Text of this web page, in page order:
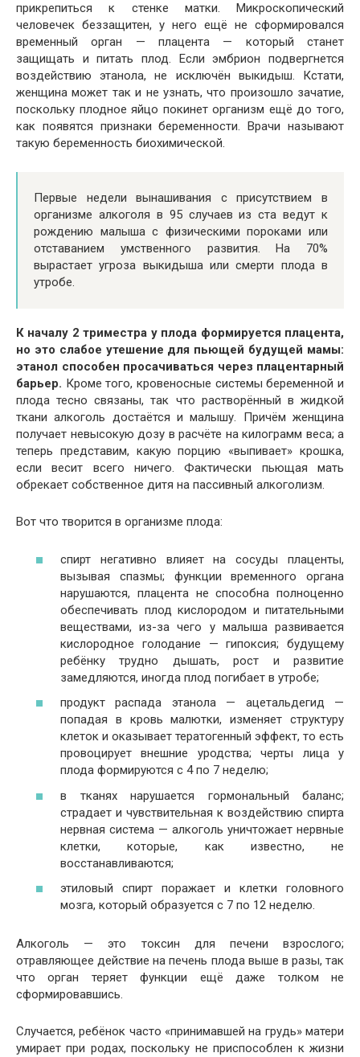
прикрепиться к стенке матки. Микроскопический
человечек беззащитен, у него ещё не сформировался
временный орган — плацента — который станет
защищать и питать плод. Если эмбрион подвергнется
воздействию этанола, не исключён выкидыш. Кстати,
женщина может так и не узнать, что произошло зачатие,
поскольку плодное яйцо покинет организм ещё до того,
как появятся признаки беременности. Врачи называют
такую беременность биохимической.
Первые недели вынашивания с присутствием в
организме алкоголя в 95 случаев из ста ведут к
рождению малыша с физическими пороками или
отставанием умственного развития. На 70%
вырастает угроза выкидыша или смерти плода в
утробе.
К началу 2 триместра у плода формируется плацента,
но это слабое утешение для пьющей будущей мамы:
этанол способен просачиваться через плацентарный
барьер. Кроме того, кровеносные системы беременной и
плода тесно связаны, так что растворённый в жидкой
ткани алкоголь достаётся и малышу. Причём женщина
получает невысокую дозу в расчёте на килограмм веса; а
теперь представим, какую порцию «выпивает» крошка,
если весит всего ничего. Фактически пьющая мать
обрекает собственное дитя на пассивный алкоголизм.
Вот что творится в организме плода:
спирт негативно влияет на сосуды плаценты,
вызывая спазмы; функции временного органа
нарушаются, плацента не способна полноценно
обеспечивать плод кислородом и питательными
веществами, из-за чего у малыша развивается
кислородное голодание — гипоксия; будущему
ребёнку трудно дышать, рост и развитие
замедляются, иногда плод погибает в утробе;
продукт распада этанола — ацетальдегид —
попадая в кровь малютки, изменяет структуру
клеток и оказывает тератогенный эффект, то есть
провоцирует внешние уродства; черты лица у
плода формируются с 4 по 7 неделю;
в тканях нарушается гормональный баланс;
страдает и чувствительная к воздействию спирта
нервная система — алкоголь уничтожает нервные
клетки, которые, как известно, не
восстанавливаются;
этиловый спирт поражает и клетки головного
мозга, который образуется с 7 по 12 неделю.
Алкоголь — это токсин для печени взрослого;
отравляющее действие на печень плода выше в разы, так
что орган теряет функции ещё даже толком не
сформировавшись.
Случается, ребёнок часто «принимавшей на грудь» матери
умирает при родах, поскольку не приспособлен к жизни